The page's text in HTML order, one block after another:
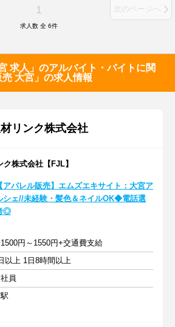
1 次のページへ
求人数 全 6件
求人」のアルバイト・バイトに関
大宮」の求人情報
リンク株式会社
株式会社【FJL】
【アパレル販売】エムズエキサイト：大宮ア
シェ//未経験・髪色＆ネイルOK◆電話選
◎
円～1550円+交通費支給
以上 1日8時間以上
員